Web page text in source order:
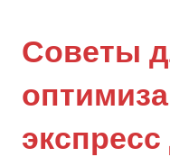
Советы